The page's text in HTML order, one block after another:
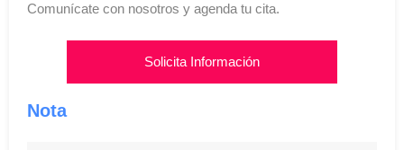
Comunícate con nosotros y agenda tu cita.
Solicita Información
Nota